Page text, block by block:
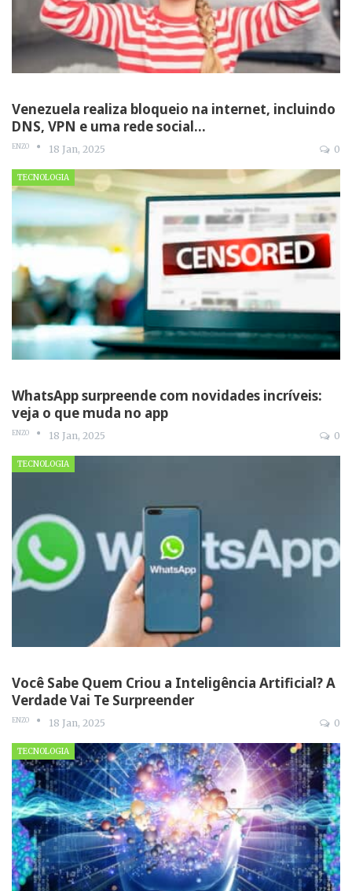
Venezuela realiza bloqueio na internet, incluindo
DNS, VPN e uma rede social…
ENZO 18 Jan, 2025 0
TECNOLOGIA
WhatsApp surpreende com novidades incríveis:
veja o que muda no app
ENZO 18 Jan, 2025 0
TECNOLOGIA
Você Sabe Quem Criou a Inteligência Artificial? A
Verdade Vai Te Surpreender
ENZO 18 Jan, 2025 0
TECNOLOGIA